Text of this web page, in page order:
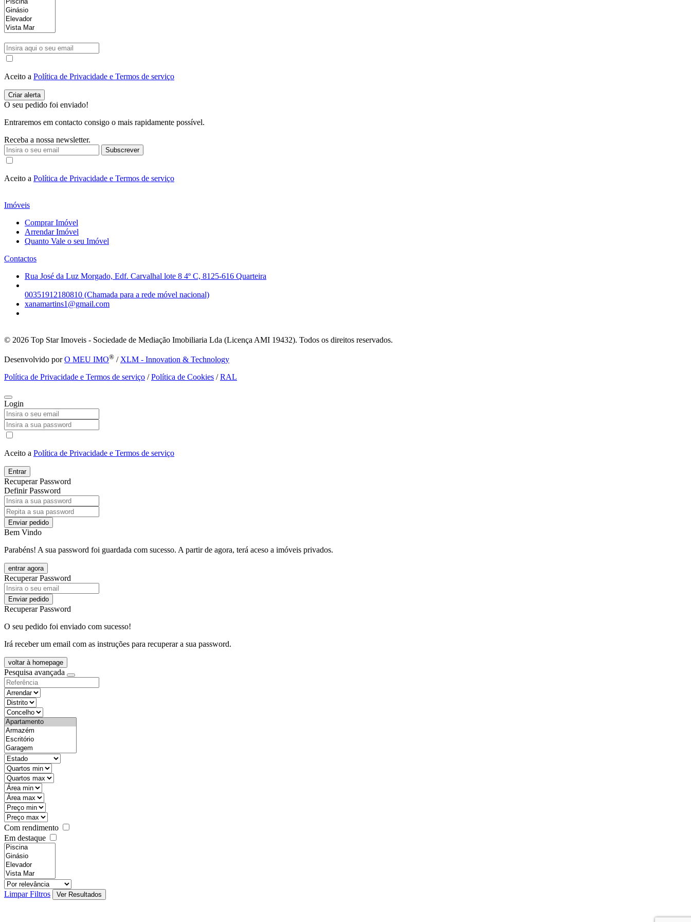
Aceito a Política de Privacidade e Termos de serviço
O seu pedido foi enviado!
Entraremos em contacto consigo o mais rapidamente possível.
Receba a nossa newsletter.
Subscrever
Aceito a Política de Privacidade e Termos de serviço
Imóveis
Comprar Imóvel
Arrendar Imóvel
Quanto Vale o seu Imóvel
Contactos
Rua José da Luz Morgado, Edf. Carvalhal lote 8 4º C, 8125-616 Quarteira
00351912180810 (Chamada para a rede móvel nacional)
xanamartins1@gmail.com
© 2026 Top Star Imoveis - Sociedade de Mediação Imobiliaria Lda (Licença AMI 19432). Todos os direitos reservados.
Desenvolvido porO MEU IMO® / XLM - Innovation & Technology
Política de Privacidade e Termos de serviço /Política de Cookies /RAL
Login
Aceito a Política de Privacidade e Termos de serviço
Entrar
Recuperar Password
Definir Password
Enviar pedido
Bem Vindo
Parabéns! A sua password foi guardada com sucesso. A partir de agora, terá aceso a imóveis privados.
entrar agora
Recuperar Password
Enviar pedido
Recuperar Password
O seu pedido foi enviado com sucesso!
Irá receber um email com as instruções para recuperar a sua password.
voltar à homepage
Pesquisa avançada
objective
districtId
countyId
types
state
mintypo
maxtypo
minarea
maxarea
minprice
maxprice
Com rendimento
Em destaque
features
realestateOrder
Limpar Filtros
Ver Resultados